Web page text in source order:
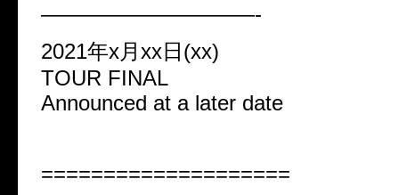
——————————-
2021年x月xx日(xx)
TOUR FINAL
Announced at a later date
====================